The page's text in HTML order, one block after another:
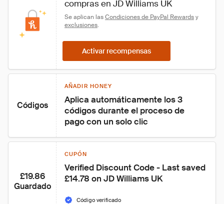
compras en JD Williams UK
Se aplican las Condiciones de PayPal Rewards y
exclusiones.
Activar recompensas
Códigos
AÑADIR HONEY
Aplica automáticamente los 3
códigos durante el proceso de
pago con un solo clic
£19.86
Guardado
CUPÓN
Verified Discount Code - Last saved
£14.78 on JD Williams UK
Código verificado